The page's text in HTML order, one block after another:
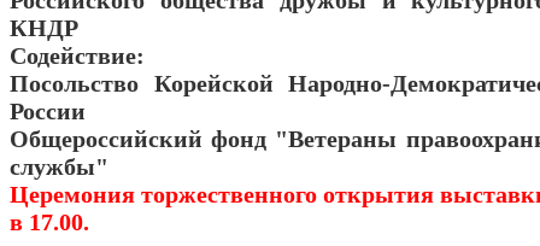
КНДР
Содействие:
Посольство Корейской Народно-
России
Общероссийский фонд "Ветераны
службы"
Церемония торжественного открытия
в 17.00.